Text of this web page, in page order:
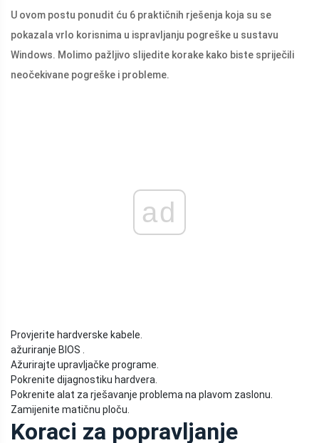
U ovom postu ponudit ću 6 praktičnih rješenja koja su se
pokazala vrlo korisnima u ispravljanju pogreške u sustavu
Windows. Molimo pažljivo slijedite korake kako biste spriječili
neočekivane pogreške i probleme.
ad
Provjerite hardverske kabele.
ažuriranje BIOS .
Ažurirajte upravljačke programe.
Pokrenite dijagnostiku hardvera.
Pokrenite alat za rješavanje problema na plavom zaslonu.
Zamijenite matičnu ploču.
Koraci za popravljanje